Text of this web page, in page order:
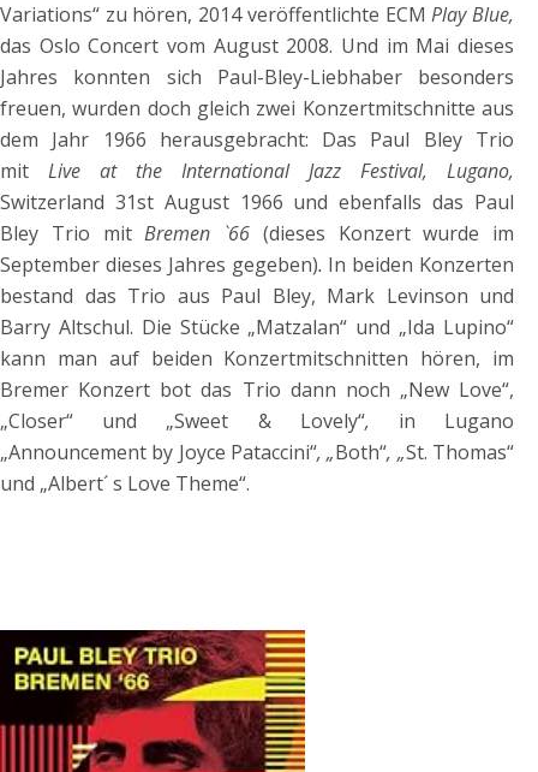
Variations“ zu hören, 2014 veröffentlichte ECMPlay Blue,
das Oslo Concert vom August 2008. Und im Mai dieses
Jahres konnten sich Paul-Bley-Liebhaber besonders
freuen, wurden doch gleich zwei Konzertmitschnitte aus
dem Jahr 1966 herausgebracht: Das Paul Bley Trio
mit Live at the International Jazz Festival, Lugano,
Switzerland 31st August 1966 und ebenfalls das Paul
Bley Trio mitBremen `66 (dieses Konzert wurde im
September dieses Jahres gegeben). In beiden Konzerten
bestand das Trio aus Paul Bley, Mark Levinson und
Barry Altschul. Die Stücke „Matzalan“ und „Ida Lupino“
kann man auf beiden Konzertmitschnitten hören, im
Bremer Konzert bot das Trio dann noch „New Love“,
„Closer“ und „Sweet & Lovely“, in Lugano
„Announcement by Joyce Pataccini“, „Both“, „St. Thomas“
und „Albert´ s Love Theme“.